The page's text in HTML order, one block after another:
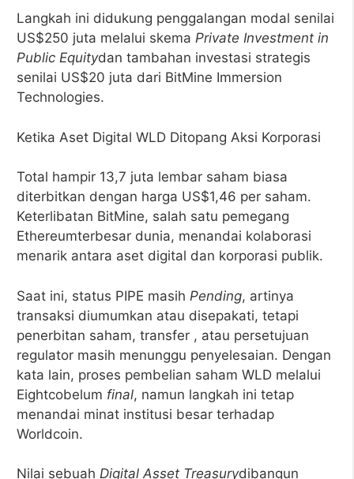
Langkah ini didukung penggalangan modal senilai
US$250 juta melalui skema Private Investment in
Public Equitydan tambahan investasi strategis
senilai US$20 juta dari BitMine Immersion
Technologies.
Ketika Aset Digital WLD Ditopang Aksi Korporasi
Total hampir 13,7 juta lembar saham biasa
diterbitkan dengan harga US$1,46 per saham.
Keterlibatan BitMine, salah satu pemegang
Ethereumterbesar dunia, menandai kolaborasi
menarik antara aset digital dan korporasi publik.
Saat ini, status PIPE masih Pending, artinya
transaksi diumumkan atau disepakati, tetapi
penerbitan saham, transfer , atau persetujuan
regulator masih menunggu penyelesaian. Dengan
kata lain, proses pembelian saham WLD melalui
Eightcobelum final, namun langkah ini tetap
menandai minat institusi besar terhadap
Worldcoin.
Nilai sebuah Digital Asset Treasurydibangun